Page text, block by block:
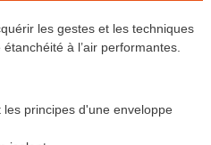
les gestes et les techniques
à l’air performantes.
principes d'une enveloppe